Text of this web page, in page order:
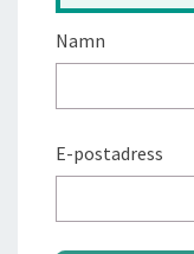
Namn
E-postadress